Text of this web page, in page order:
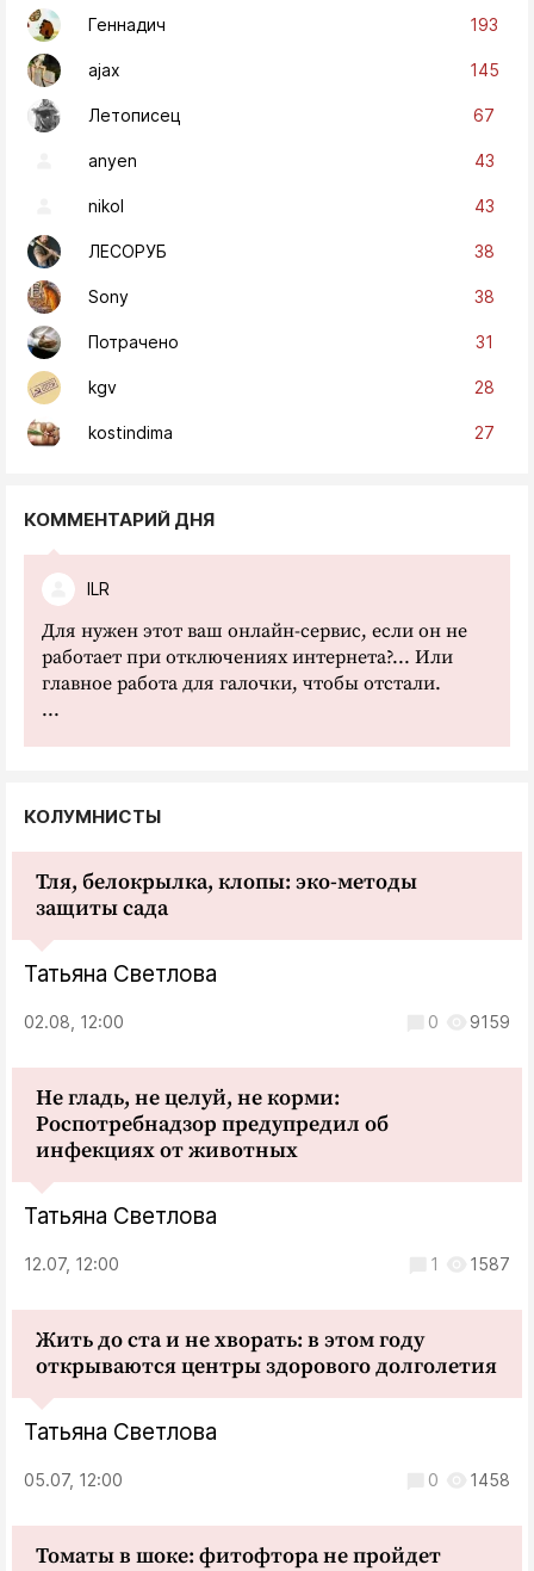
Геннадич 193
ajax 145
Летописец 67
anyen 43
nikol 43
ЛЕСОРУБ 38
Sony 38
Потрачено 31
kgv 28
kostindima 27
КОММЕНТАРИЙ ДНЯ
ILR
Для нужен этот ваш онлайн-сервис, если он не
работает при отключениях интернета?... Или
главное работа для галочки, чтобы отстали.
...
КОЛУМНИСТЫ
Тля, белокрылка, клопы: эко-методы
защиты сада
Татьяна Светлова
02.08, 12:00 0 9159
Не гладь, не целуй, не корми:
Роспотребнадзор предупредил об
инфекциях от животных
Татьяна Светлова
12.07, 12:00 1 1587
Жить до ста и не хворать: в этом году
открываются центры здорового долголетия
Татьяна Светлова
05.07, 12:00 0 1458
Томаты в шоке: фитофтора не пройдет